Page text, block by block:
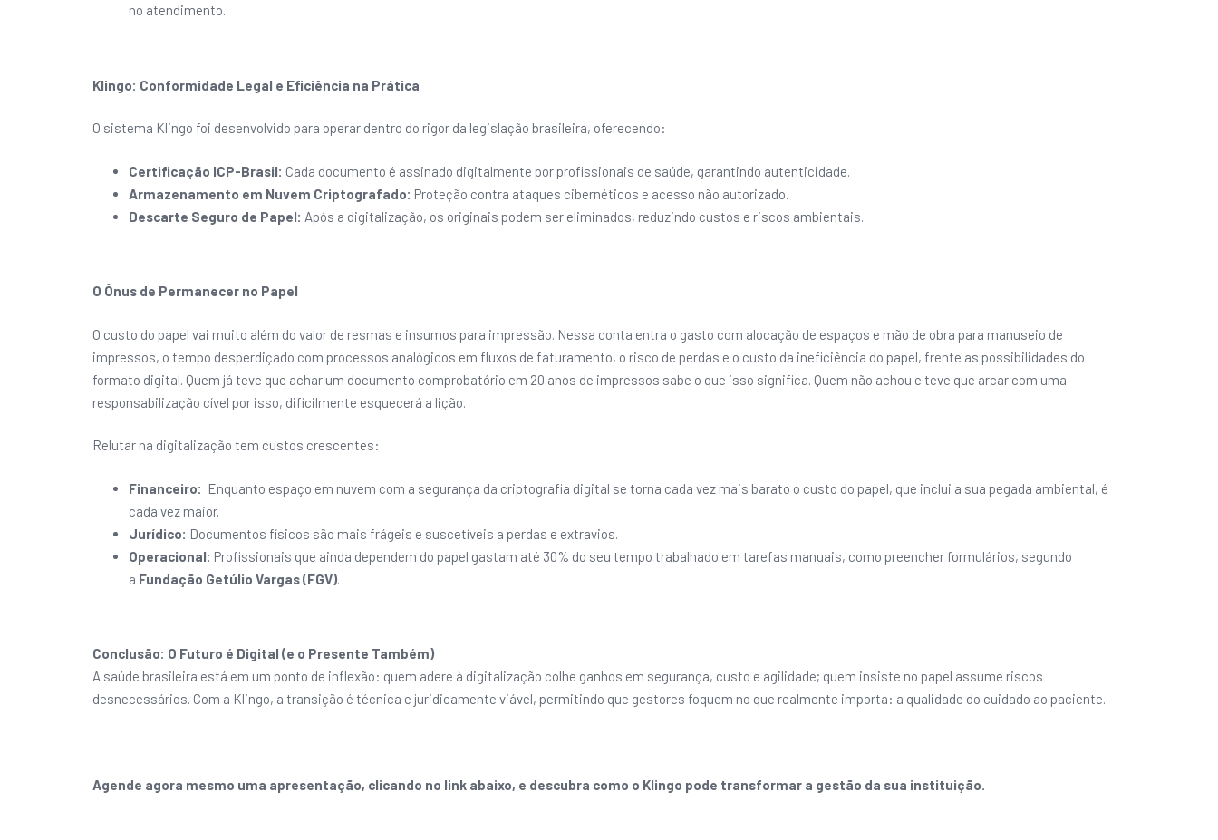
no atendimento.
Klingo: Conformidade Legal e Eficiência na Prática
O sistema Klingo foi desenvolvido para operar dentro do rigor da legislação brasileira, oferecendo:
Certificação ICP-Brasil: Cada documento é assinado digitalmente por profissionais de saúde, garantindo autenticidade.
Armazenamento em Nuvem Criptografado: Proteção contra ataques cibernéticos e acesso não autorizado.
Descarte Seguro de Papel: Após a digitalização, os originais podem ser eliminados, reduzindo custos e riscos ambientais.
O Ônus de Permanecer no Papel
O custo do papel vai muito além do valor de resmas e insumos para impressão. Nessa conta entra o gasto com alocação de espaços e mão de obra para manuseio de
impressos, o tempo desperdiçado com processos analógicos em fluxos de faturamento, o risco de perdas e o custo da ineficiência do papel, frente as possibilidades do
formato digital. Quem já teve que achar um documento comprobatório em 20 anos de impressos sabe o que isso significa. Quem não achou e teve que arcar com uma
responsabilização cível por isso, dificilmente esquecerá a lição.
Relutar na digitalização tem custos crescentes:
Financeiro: Enquanto espaço em nuvem com a segurança da criptografia digital se torna cada vez mais barato o custo do papel, que inclui a sua pegada ambiental, é
cada vez maior.
Jurídico: Documentos físicos são mais frágeis e suscetíveis a perdas e extravios.
Operacional: Profissionais que ainda dependem do papel gastam até 30% do seu tempo trabalhado em tarefas manuais, como preencher formulários, segundo
a Fundação Getúlio Vargas (FGV).
Conclusão: O Futuro é Digital (e o Presente Também)
A saúde brasileira está em um ponto de inflexão: quem adere à digitalização colhe ganhos em segurança, custo e agilidade; quem insiste no papel assume riscos
desnecessários. Com a Klingo, a transição é técnica e juridicamente viável, permitindo que gestores foquem no que realmente importa: a qualidade do cuidado ao paciente.
Agende agora mesmo uma apresentação, clicando no link abaixo, e descubra como o Klingo pode transformar a gestão da sua instituição.